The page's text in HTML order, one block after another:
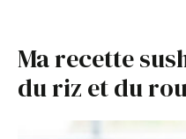
Ma recette
du riz et du